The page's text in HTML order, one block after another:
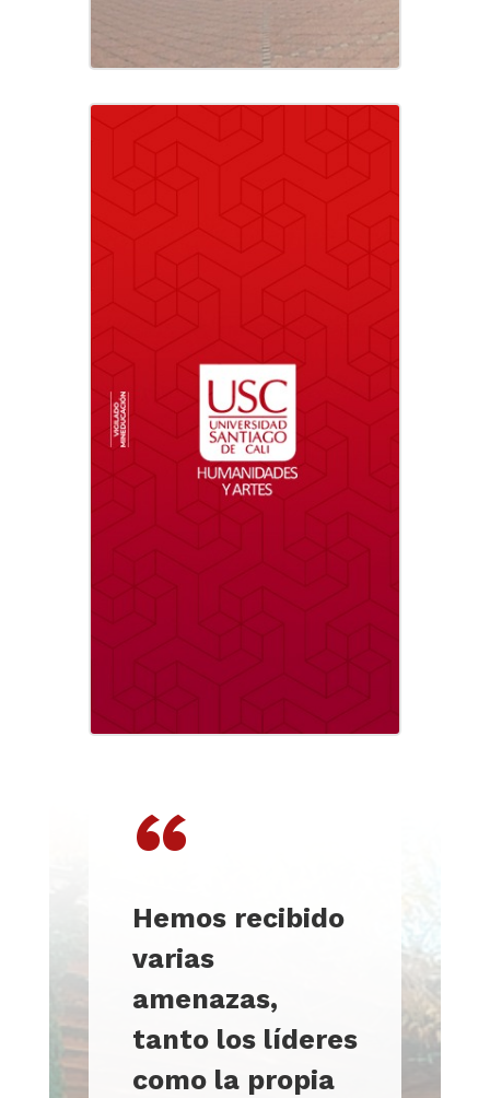
“
Hemos recibido
varias
amenazas,
tanto los líderes
como la propia